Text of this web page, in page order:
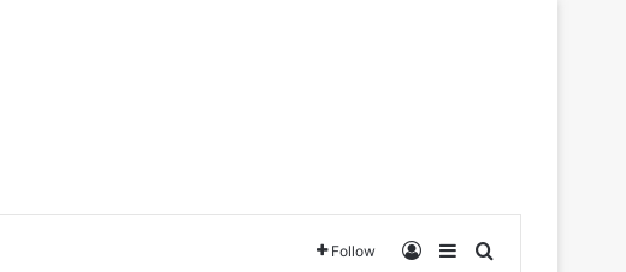
Follow Log InSidebarSearch for